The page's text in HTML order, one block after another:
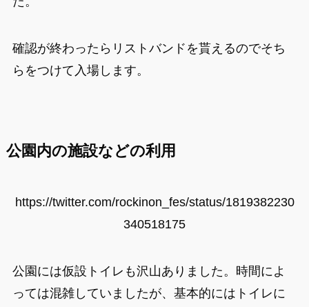
確認が終わったらリストバンドを貰えるのでそち
らをつけて入場します。
公園内の施設などの利用
https://twitter.com/rockinon_fes/status/1819382230
340518175
公園には仮設トイレも沢山ありました。時間によ
っては混雑していましたが、基本的にはトイレに